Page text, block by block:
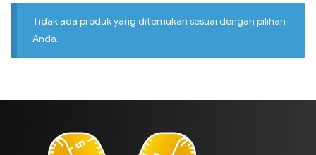
Tidak ada produk yang ditemukan sesuai dengan pilihan
Anda.